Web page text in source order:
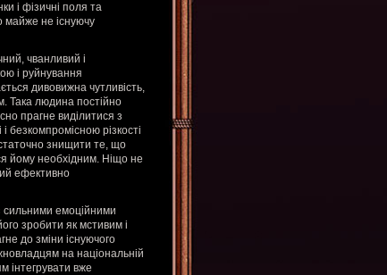
і фізичні поля та
майже не існуючу
чванливий і
і руйнування
дивовижна чутливість,
Така людина постійно
прагне виділитися з
безкомпромісною різкості
знищити те, що
йому необхідним. Ніщо не
ефективно
сильними емоційними
зробити як мстивим і
до зміни існуючого
на національній
інтегрувати вже